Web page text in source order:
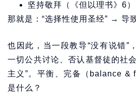
坚持敬拜（《但以理书》6）
那就是：“选择性使用圣经” → 导
也因此，当一段教导“没有说错”
一切公共讨论、否认基督徒的社
主义”。平衡、完备（balance &
是什么？